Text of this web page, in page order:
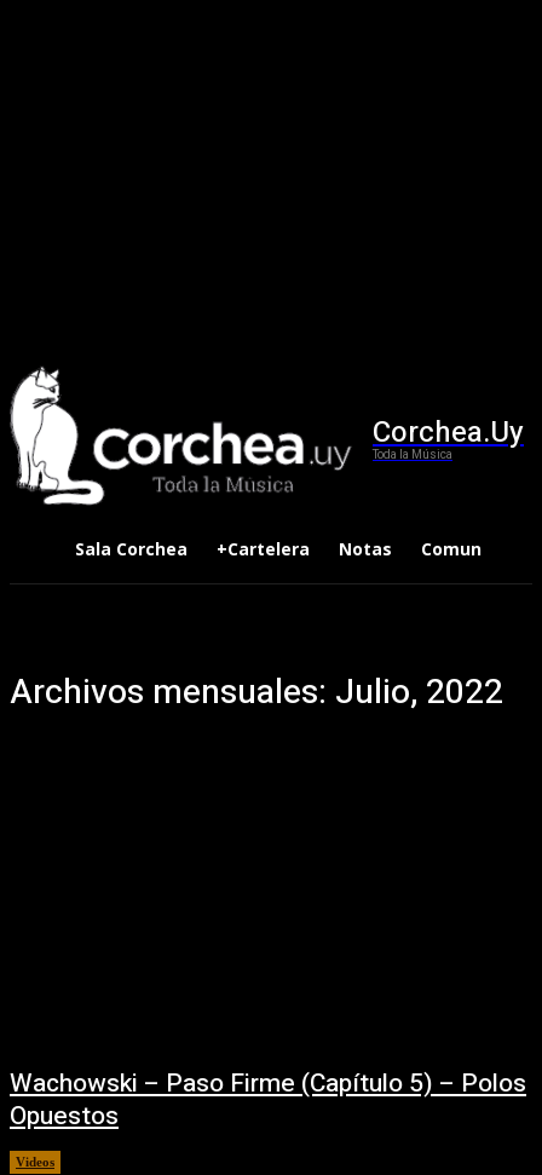
Corchea.Uy
Toda la Música
Sala Corchea +Cartelera Notas Comunidad
Archivos mensuales: Julio, 2022
Wachowski – Paso Firme (Capítulo 5) – Polos
Opuestos
Videos